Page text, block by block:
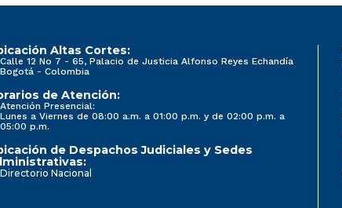
Altas Cortes:
Calle 12 No 7 - 65, Palacio de Justicia Alfonso Reyes Echandía
Bogotá - Colombia
de Atención:
Atención Presencial:
Lunes a Viernes de 08:00 a.m. a 01:00 p.m. y de 02:00 p.m. a
05:00 p.m.
de Despachos Judiciales y Sedes
Directorio Nacional